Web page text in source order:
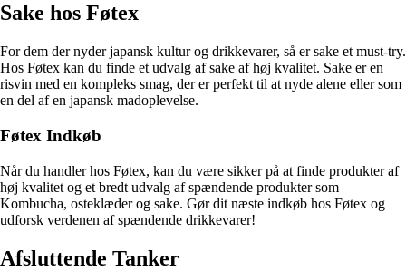
Sake hos Føtex
For dem der nyder japansk kultur og drikkevarer, så er sake et must-try.
Hos Føtex kan du finde et udvalg af sake af høj kvalitet. Sake er en
risvin med en kompleks smag, der er perfekt til at nyde alene eller som
en del af en japansk madoplevelse.
Føtex Indkøb
Når du handler hos Føtex, kan du være sikker på at finde produkter af
høj kvalitet og et bredt udvalg af spændende produkter som
Kombucha, osteklæder og sake. Gør dit næste indkøb hos Føtex og
udforsk verdenen af spændende drikkevarer!
Afsluttende Tanker